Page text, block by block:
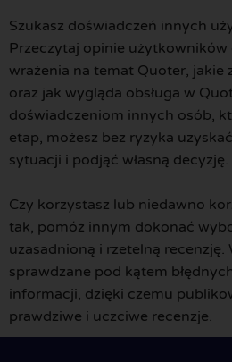
Szukasz doświadczeń innych
Przeczytaj opinie użytkowników
wrażenia na temat Quoter, jakie
oraz jak wygląda obsługa w
doświadczeniom innych osób,
etap, możesz bez ryzyka
sytuacji i podjąć własną decyzję.
Czy korzystasz lub niedawno
tak, pomóż innym dokonać
uzasadnioną i rzetelną recenzję.
sprawdzane pod kątem
informacji, dzięki czemu
prawdziwe i uczciwe recenzje.